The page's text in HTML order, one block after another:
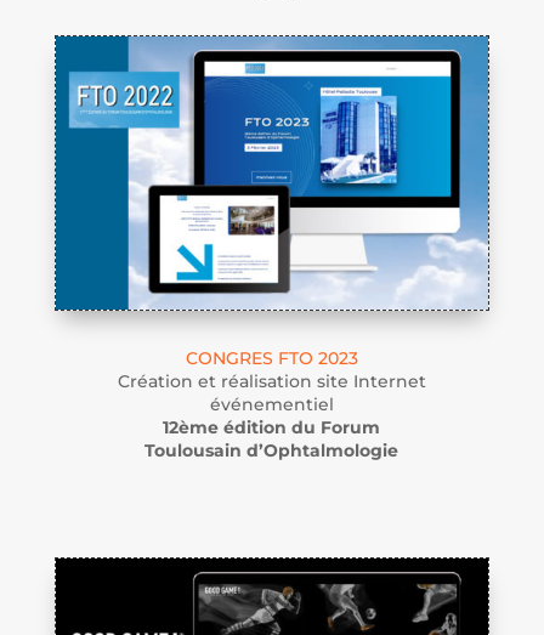
CONGRES FTO 2023
Création et réalisation site Internet
événementiel
12ème édition du Forum
Toulousain d’Ophtalmologie